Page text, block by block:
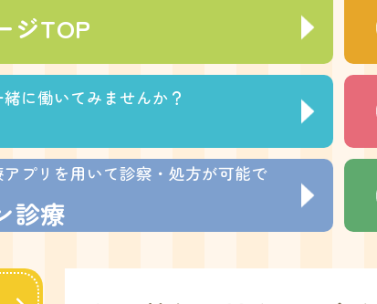
ジTOP
に働いてみませんか？
プリを用いて診察・処方が可能で
診療